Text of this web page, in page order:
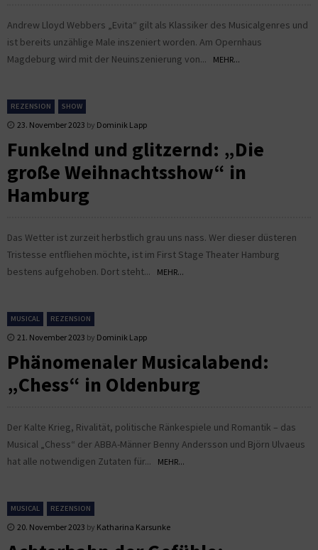
Andrew Lloyd Webbers „Evita“ gilt als Klassiker des Musicalgenres und
ist bereits unzählige Male inszeniert worden. Am Opernhaus
Magdeburg wird mit der Neuinszenierung von...
MEHR...
REZENSION SHOW
23. November 2023 by Dominik Lapp
Funkelnd und glitzernd: „Die
große Weihnachtsshow“ in
Hamburg
Das Wetter ist zurzeit herbstlich grau uns nass. Wer dieser düsteren
Tristesse entfliehen möchte, ist im First Stage Theater Hamburg
bestens aufgehoben. Dort steht...
MEHR...
MUSICAL REZENSION
21. November 2023 by Dominik Lapp
Phänomenaler Musicalabend:
„Chess“ in Oldenburg
Der Kalte Krieg, Rivalität, politische Ränkespiele und Romantik – das
Musical „Chess“ der ABBA-Männer Benny Andersson und Björn Ulvaeus
hat alle notwendigen Zutaten für...
MEHR...
MUSICAL REZENSION
20. November 2023 by Katharina Karsunke